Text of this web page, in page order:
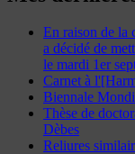
En raison de la
a décidé de
le mardi 1er
Carnet à
Biennale
Thèse de
Dèbes
Reliures